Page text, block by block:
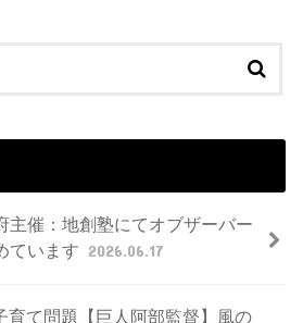
主催：地創塾にてオブザーバー
ています 2026.06.17
育て問題【巨人阿部監督】風の